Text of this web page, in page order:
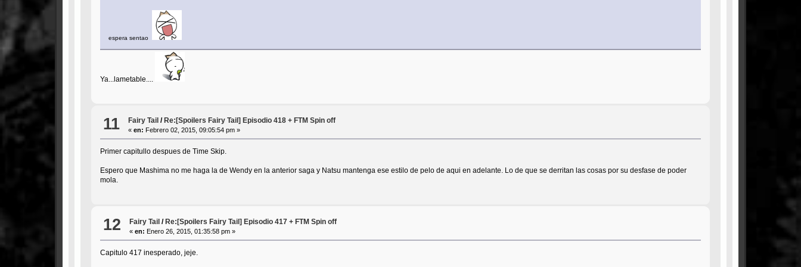
espera sentao
Ya...lametable....
11 Fairy Tail / Re:[Spoilers Fairy Tail] Episodio 418 + FTM Spin off
«en: Febrero 02, 2015, 09:05:54 pm »
Primer capitullo despues de Time Skip.
Espero que Mashima no me haga la de Wendy en la anterior saga y Natsu mantenga ese estilo de pelo de aqui en adelante. Lo de que se derritan las cosas por su desfase de poder
mola.
12 Fairy Tail /Re:[Spoilers Fairy Tail] Episodio 417 + FTM Spin off
«en: Enero 26, 2015, 01:35:58 pm »
Capitulo 417 inesperado, jeje.